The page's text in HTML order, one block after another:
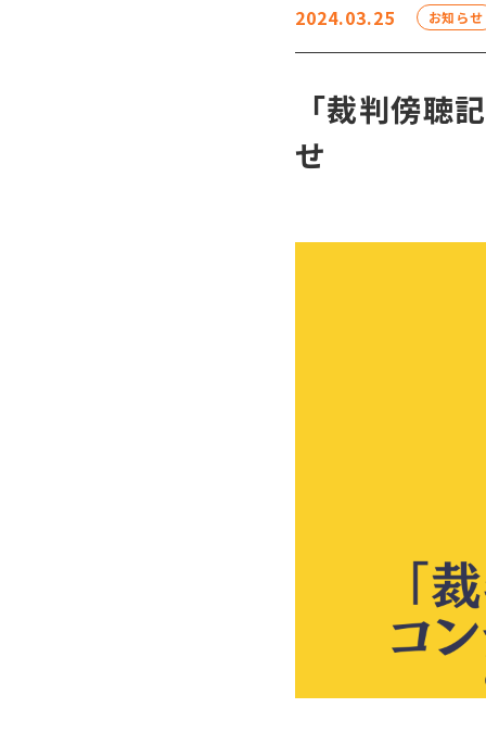
2024.03.25 お知らせ
「裁判傍聴
せ